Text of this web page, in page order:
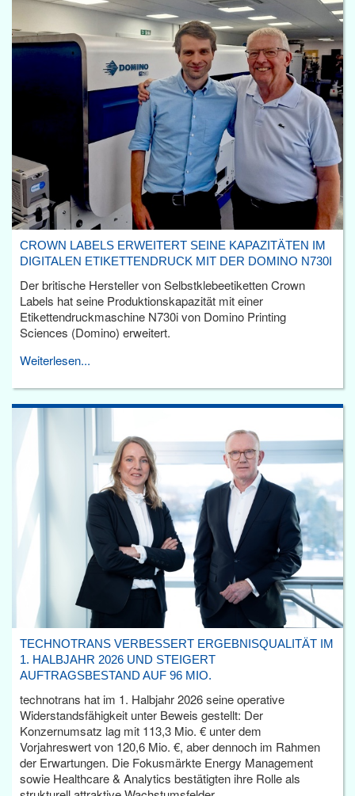
CROWN LABELS ERWEITERT SEINE KAPAZITÄTEN IM
DIGITALEN ETIKETTENDRUCK MIT DER DOMINO N730I
Der britische Hersteller von Selbstklebeetiketten Crown
Labels hat seine Produktionskapazität mit einer
Etikettendruckmaschine N730i von Domino Printing
Sciences (Domino) erweitert.
Weiterlesen...
TECHNOTRANS VERBESSERT ERGEBNISQUALITÄT IM
1. HALBJAHR 2026 UND STEIGERT
AUFTRAGSBESTAND AUF 96 MIO.
technotrans hat im 1. Halbjahr 2026 seine operative
Widerstandsfähigkeit unter Beweis gestellt: Der
Konzernumsatz lag mit 113,3 Mio. € unter dem
Vorjahreswert von 120,6 Mio. €, aber dennoch im Rahmen
der Erwartungen. Die Fokusmärkte Energy Management
sowie Healthcare & Analytics bestätigten ihre Rolle als